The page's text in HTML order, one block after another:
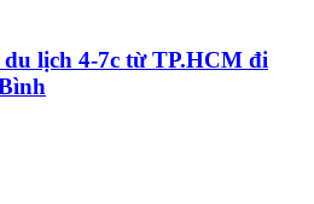
lịch 4-7c từ TP.HCM đi